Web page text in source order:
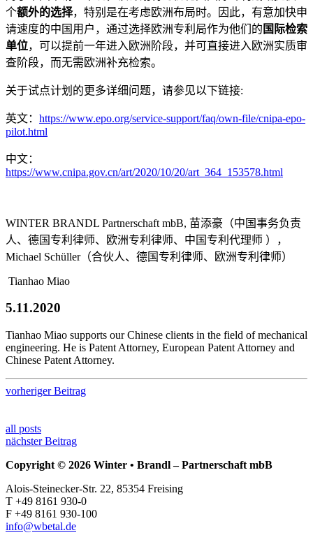
个额外的选择，特别是在考虑欧洲布局时。因此，有意加快申
请速度的中国用户，通过选择欧洲专利局作为他们的 国际检索
单位，可以提前一年进入欧洲阶段，并可直接进入欧洲实质审
查阶段，而无需欧洲补充检索。
关于试点计划的更多详细问题，请参见以下链接:
英文： https://www.epo.org/service-support/faq/own-file/cnipa-epo-
pilot.html
中文：
https://www.cnipa.gov.cn/art/2020/10/20/art_364_153578.html
WINTER BRANDL Partnerschaft mbB, 苗添豪（中国事务负责
人、德国专利律师、欧洲专利律师、中国专利代理师 ），
Michael Schüller（合伙人、德国专利律师、欧洲专利律师）
Tianhao Miao
5.11.2020
Tianhao Miao supports our Chinese clients in the field of mechanical
engineering. He is Patent Attorney, European Patent Attorney and
Chinese Patent Attorney.
vorheriger Beitrag
all posts
nächster Beitrag
Copyright © 2026 Winter • Brandl – Partnerschaft mbB
Alois-Steinecker-Str. 22, 85354 Freising
T +49 8161 930-0
F +49 8161 930-100
info@wbetal.de